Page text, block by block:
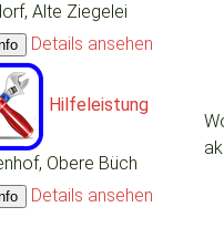
Alte Ziegelei
Details ansehen
Hilfeleistung
Obere Büch
Details ansehen